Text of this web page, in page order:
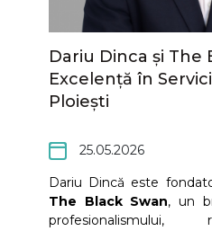
Dariu Dinca și The
Excelență în
Ploiești
25.05.2026
Dariu Dincă este
The Black Swan, un
profesionalismului,